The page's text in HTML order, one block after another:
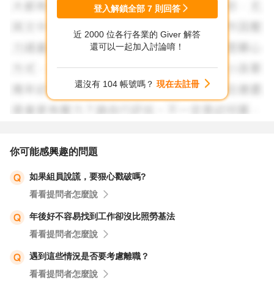
事有可能主管職務被撤換，要小心謹慎啊。
祝 如意順心!
登入解鎖全部 7 則回答
近 2000 位各行各業的 Giver 解答
還可以一起加入討論唷！
還沒有 104 帳號嗎？ 現在去註冊
你可能感興趣的問題
如果組員說謊，要狠心戳破嗎?
看看提問者怎麼說
年後好不容易找到工作卻沒比照勞基法
看看提問者怎麼說
遇到這些情況是否要考慮離職？
看看提問者怎麼說